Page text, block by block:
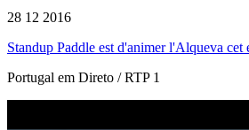
28 12 2016
Standup Paddle est d'animer l'Alqueva cet
Portugal em Direto / RTP 1